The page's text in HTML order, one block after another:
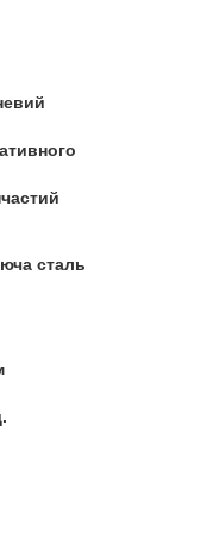
сталь